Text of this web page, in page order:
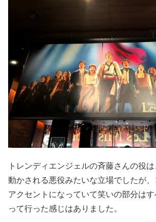
トレンディエンジェルの斉藤さんの役
動かされる悪役みたいな立場でしたが
アクセントになっていて笑いの部分は
って行った感じはありました。